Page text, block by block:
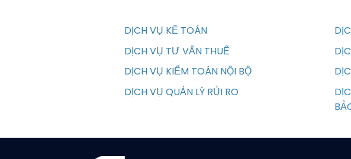
DỊCH VỤ KẾ TOÁN
DỊCH VỤ TƯ VẤN THUẾ
DỊCH VỤ KIỂM TOÁN NỘI BỘ
DỊCH VỤ QUẢN LÝ RỦI RO